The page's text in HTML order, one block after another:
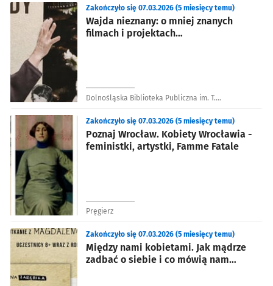
Wajda nieznany: o mniej znanych
filmach i projektach
Zakończyło się 07.03.2026 (5 miesięcy temu)
Dolnośląska Biblioteka Publiczna im. T.
Poznaj Wrocław. Kobiety Wrocławia -
feministki, artystki, Famme Fatale
Zakończyło się 07.03.2026 (5 miesięcy temu)
Pręgierz
Między nami kobietami. Jak mądrze
zadbać o siebie i co mówią nam
Zakończyło się 07.03.2026 (5 miesięcy temu)